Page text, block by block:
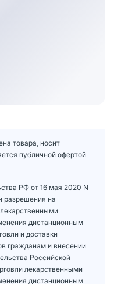
товара, носит
публичной офертой
РФ от 16 мая 2020 N
разрешения на
дистанционным
и доставки
гражданам и внесении
Российской
лекарственными
дистанционным